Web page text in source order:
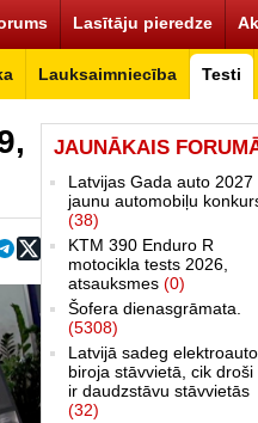
Lauksaimniecība Testi
Lasītāju pieredze
JAUNĀKAIS
Latvijas Gada auto 2027
jaunu automobiļu
(38)
KTM 390 Enduro R
motocikla tests 2026,
atsauksmes (0)
Šofera dienasgrāmata.
(5308)
Latvijā sadeg elektroauto
biroja stāvvietā, cik droši
ir daudzstāvu stāvvietās
(32)